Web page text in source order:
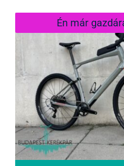
Én már
BMC URS
XL Carbon